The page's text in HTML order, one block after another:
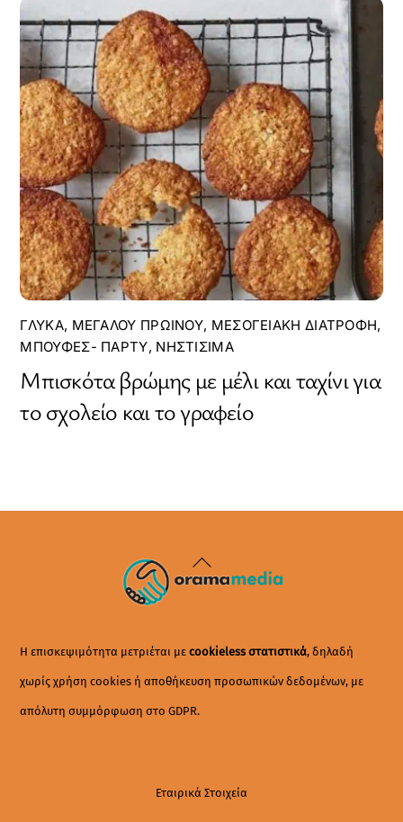
ΓΛΥΚΆ, ΜΕΓΆΛΟΥ ΠΡΩΙΝΟΎ, ΜΕΣΟΓΕΙΑΚΉ ΔΙΑΤΡΟΦΉ,
ΜΠΟΥΦΈΣ- ΠΆΡΤΥ, ΝΗΣΤΊΣΙΜΑ
Μπισκότα βρώμης με μέλι και ταχίνι για
το σχολείο και το γραφείο
Back
To
Η επισκεψιμότητα μετριέται μεcookieless στατιστικά, δηλαδή
χωρίς χρήση cookies ή αποθήκευση προσωπικών δεδομένων, με
απόλυτη συμμόρφωση στο GDPR.
Εταιρικά Στοιχεία